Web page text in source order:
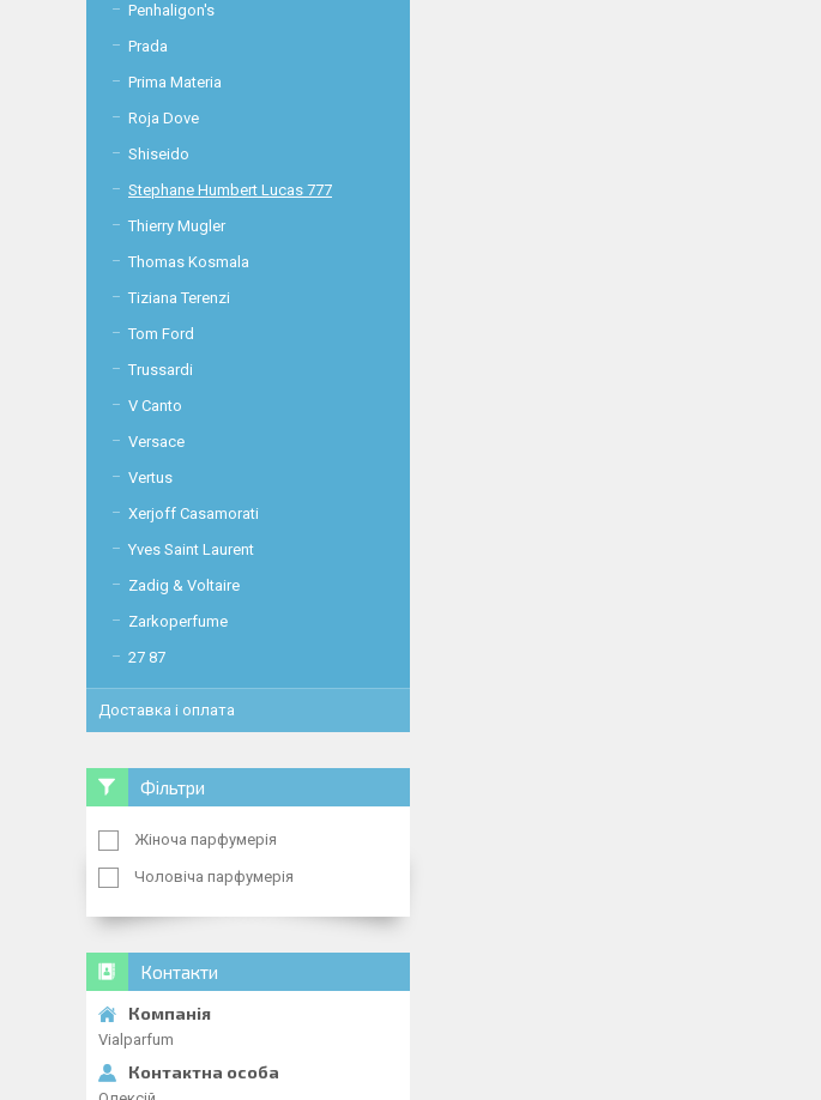
Penhaligon's
Prada
Prima Materia
Roja Dove
Shiseido
Stephane Humbert Lucas 777
Thierry Mugler
Thomas Kosmala
Tiziana Terenzi
Tom Ford
Trussardi
V Canto
Versace
Vertus
Xerjoff Casamorati
Yves Saint Laurent
Zadig & Voltaire
Zarkoperfume
27 87
Доставка і оплата
Фільтри
Жіноча парфумерія
Чоловіча парфумерія
Контакти
Vialparfum